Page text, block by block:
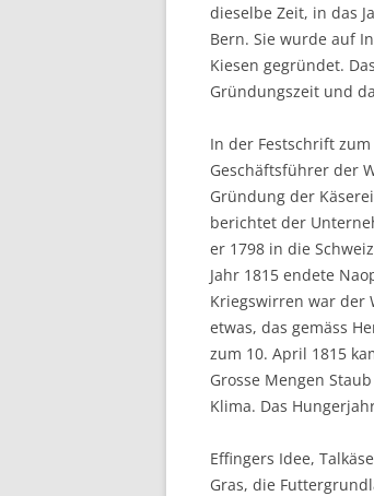
dieselbe Zeit, in das
Bern. Sie wurde auf
Kiesen gegründet.
Gründungszeit und
In der Festschrift
Geschäftsführer der
Gründung der
berichtet der
er 1798 in die
Jahr 1815 endete
Kriegswirren war der
etwas, das gemäss
zum 10. April 1815
Grosse Mengen
Klima. Das
Effingers Idee,
Gras, die